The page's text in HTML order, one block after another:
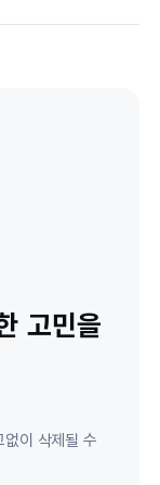
고민을
없이 삭제될 수